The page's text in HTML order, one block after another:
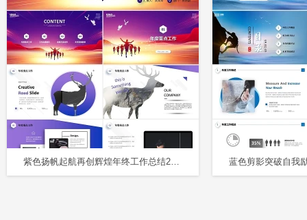
紫色扬帆起航再创辉煌年终工作总结2022新年计划PPT年会